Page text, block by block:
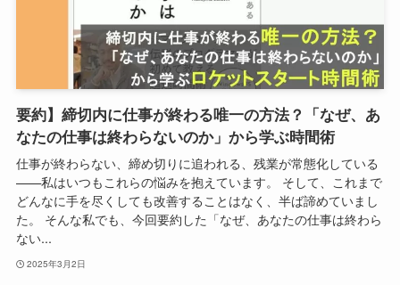
要約】締切内に仕事が終わる唯一の方法？「なぜ、あ
なたの仕事は終わらないのか」から学ぶ時間術
仕事が終わらない、締め切りに追われる、残業が常態化している
——私はいつもこれらの悩みを抱えています。 そして、これまで
どんなに手を尽くしても改善することはなく、半ば諦めていまし
た。 そんな私でも、今回要約した「なぜ、あなたの仕事は終わら
ない...
2025年3月2日